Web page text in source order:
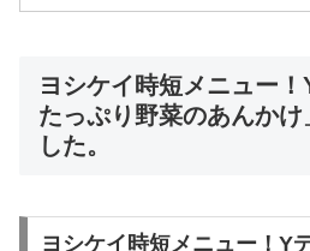
ヨシケイ時短メニュー
たっぷり野菜のあんかけ
した。
ヨシケイ時短メニュー！Y